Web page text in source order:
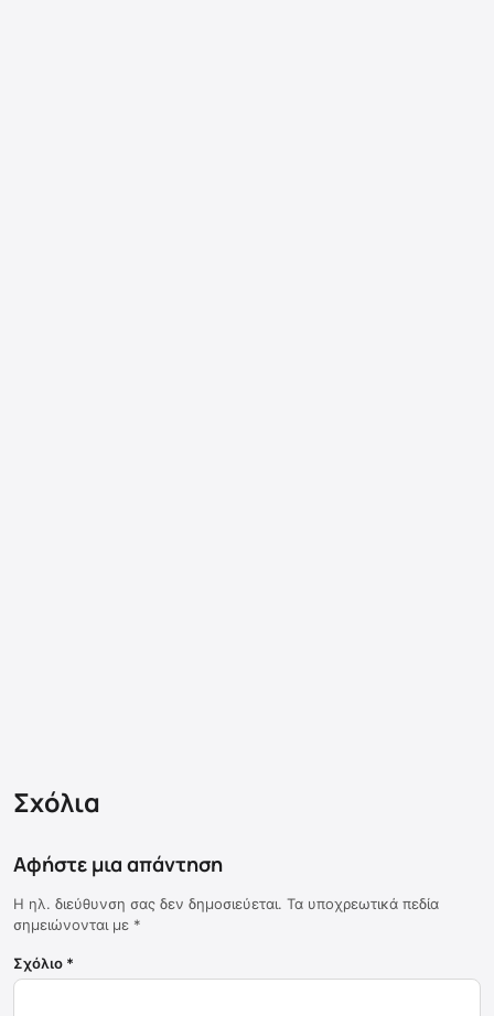
Σχόλια
Αφήστε μια απάντηση
Η ηλ. διεύθυνση σας δεν δημοσιεύεται. Τα υποχρεωτικά πεδία
σημειώνονται με *
Σχόλιο *